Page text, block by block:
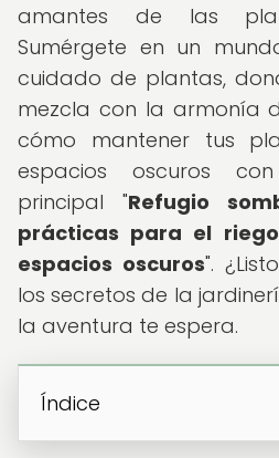
amantes de las
Sumérgete en un
cuidado de plantas,
mezcla con la armonía
cómo mantener tus
espacios oscuros
principal "Refugio
prácticas para el
espacios oscuros".
los secretos de la
la aventura te espera.
Índice